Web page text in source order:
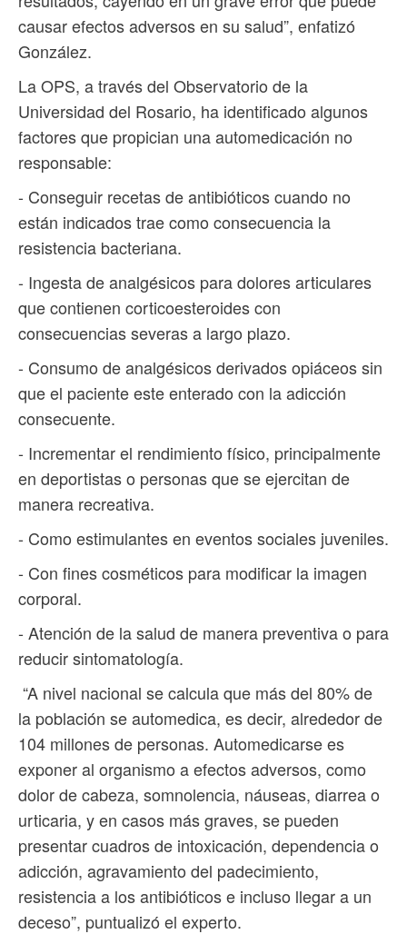
causar efectos adversos en su salud”, enfatizó
González.
La OPS, a través del Observatorio de la
Universidad del Rosario, ha identificado algunos
factores que propician una automedicación no
responsable:
- Conseguir recetas de antibióticos cuando no
están indicados trae como consecuencia la
resistencia bacteriana.
- Ingesta de analgésicos para dolores articulares
que contienen corticoesteroides con
consecuencias severas a largo plazo.
- Consumo de analgésicos derivados opiáceos sin
que el paciente este enterado con la adicción
consecuente.
- Incrementar el rendimiento físico, principalmente
en deportistas o personas que se ejercitan de
manera recreativa.
- Como estimulantes en eventos sociales juveniles.
- Con fines cosméticos para modificar la imagen
corporal.
- Atención de la salud de manera preventiva o para
reducir sintomatología.
“A nivel nacional se calcula que más del 80% de
la población se automedica, es decir, alrededor de
104 millones de personas. Automedicarse es
exponer al organismo a efectos adversos, como
dolor de cabeza, somnolencia, náuseas, diarrea o
urticaria, y en casos más graves, se pueden
presentar cuadros de intoxicación, dependencia o
adicción, agravamiento del padecimiento,
resistencia a los antibióticos e incluso llegar a un
deceso”, puntualizó el experto.